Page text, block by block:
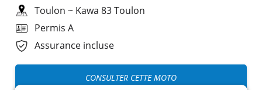
Toulon ~ Kawa 83 Toulon
Permis A
Assurance incluse
CONSULTER CETTE MOTO